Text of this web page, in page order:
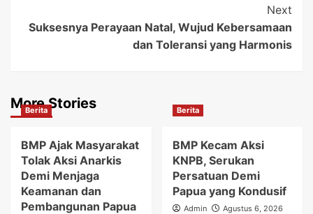
Next
Suksesnya Perayaan Natal, Wujud Kebersamaan
dan Toleransi yang Harmonis
More Stories
Berita
BMP Ajak Masyarakat
Tolak Aksi Anarkis
Demi Menjaga
Keamanan dan
Pembangunan Papua
Berita
BMP Kecam Aksi
KNPB, Serukan
Persatuan Demi
Papua yang Kondusif
Admin
Agustus 6, 2026